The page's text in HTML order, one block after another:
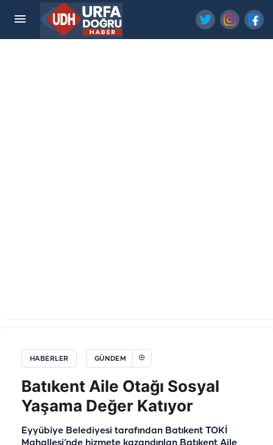
HABERLER GÜNDEM
Batıkent Aile Otağı Sosyal
Yaşama Değer Katıyor
Eyyübiye Belediyesi tarafından Batıkent TOKİ
Şanlıurfa 20. Zırhlı Tugay Komutanı Üzeyir